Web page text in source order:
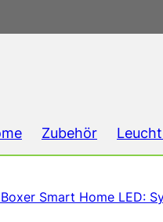
Zubehör
Smart Home LED: